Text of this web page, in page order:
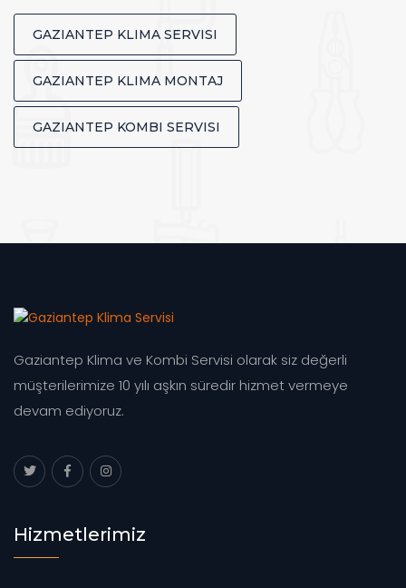
GAZIANTEP KLIMA SERVISI
GAZIANTEP KLIMA MONTAJ
GAZIANTEP KOMBI SERVISI
Gaziantep Klima ve Kombi Servisi olarak siz değerli
müşterilerimize 10 yılı aşkın süredir hizmet vermeye
devam ediyoruz.
Hizmetlerimiz